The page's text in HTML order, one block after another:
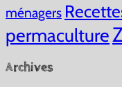
ménagers
permaculture
Archives